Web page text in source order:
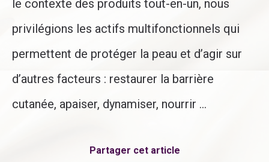
le contexte des produits tout-en-un, nous
privilégions les actifs multifonctionnels qui
permettent de protéger la peau et d’agir sur
d’autres facteurs : restaurer la barrière
cutanée, apaiser, dynamiser, nourrir …
Partager cet article